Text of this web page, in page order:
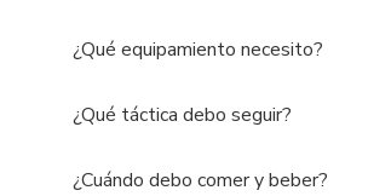
¿Qué equipamiento necesito?
¿Qué táctica debo seguir?
¿Cuándo debo comer y beber?